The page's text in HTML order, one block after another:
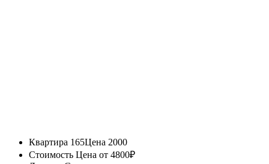
Квартира 165Цена 2000
Стоимость Цена от 4800₽